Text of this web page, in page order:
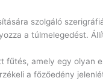
szolgáló
a túlmelegedést.
fűtés, amely egy olyan
a főzőedény